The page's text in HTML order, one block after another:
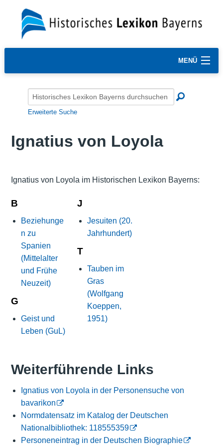
MENÜ
Erweiterte Suche
Ignatius von Loyola
Ignatius von Loyola im Historischen Lexikon Bayerns:
B
Beziehunge
n zu
Spanien
(Mittelalter
und Frühe
Neuzeit)
G
Geist und
Leben (GuL)
J
Jesuiten (20.
Jahrhundert)
T
Tauben im
Gras
(Wolfgang
Koeppen,
1951)
Weiterführende Links
Ignatius von Loyola in der Personensuche von
bavarikon
Normdatensatz im Katalog der Deutschen
Nationalbibliothek: 118555359
Personeneintrag in der Deutschen Biographie